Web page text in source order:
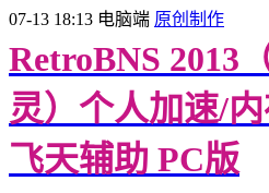
07-13 18:13 电脑端 原创制作
RetroBNS 2013
灵）个人加速/
飞天辅助 PC版